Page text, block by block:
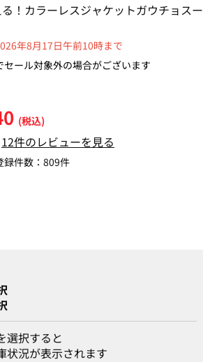
る！カラーレスジャケットガウチョスー
年8月17日午前10時まで
ール対象外の場合がございます
(税込)
12件のレビューを見る
件数： 809件
選択すると
状況が表示されます